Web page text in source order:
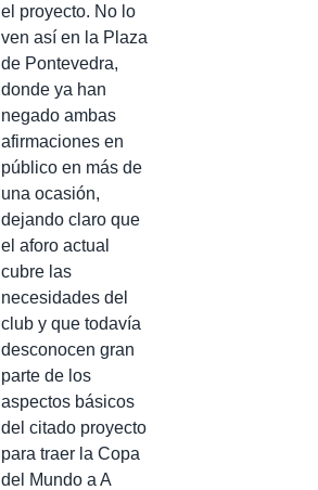
el proyecto. No lo
ven así en la Plaza
de Pontevedra,
donde ya han
negado ambas
afirmaciones en
público en más de
una ocasión,
dejando claro que
el aforo actual
cubre las
necesidades del
club y que todavía
desconocen gran
parte de los
aspectos básicos
del citado proyecto
para traer la Copa
del Mundo a A